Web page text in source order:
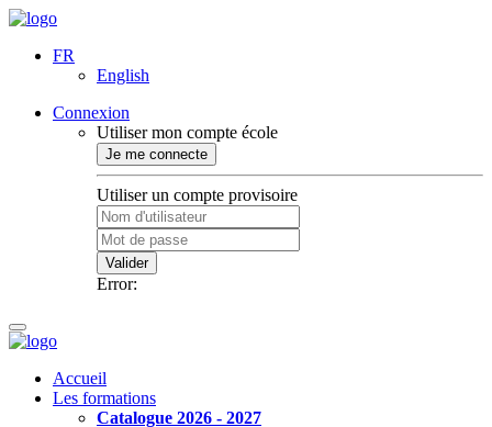
FR
English
Connexion
Utiliser mon compte école
Je me connecte
Utiliser un compte provisoire
Valider
Error:
Accueil
Les formations
Catalogue 2026 - 2027